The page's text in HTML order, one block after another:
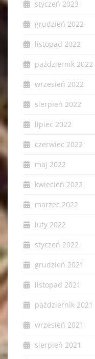
styczeń 2023
grudzień 2022
listopad 2022
październik 2022
wrzesień 2022
sierpień 2022
lipiec 2022
czerwiec 2022
maj 2022
kwiecień 2022
marzec 2022
luty 2022
styczeń 2022
grudzień 2021
listopad 2021
październik 2021
wrzesień 2021
sierpień 2021